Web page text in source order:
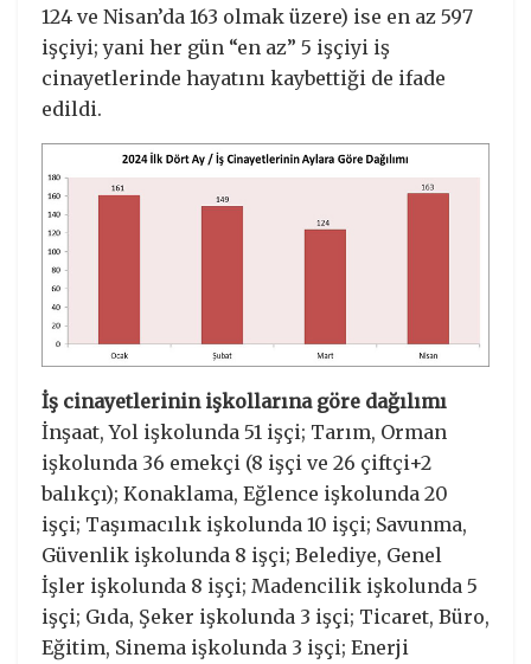
124 ve Nisan’da 163 olmak üzere) ise en az 597
işçiyi; yani her gün “en az” 5 işçiyi iş
cinayetlerinde hayatını kaybettiği de ifade
edildi.
İş cinayetlerinin işkollarına göre dağılımı
İnşaat, Yol işkolunda 51 işçi; Tarım, Orman
işkolunda 36 emekçi (8 işçi ve 26 çiftçi+2
balıkçı); Konaklama, Eğlence işkolunda 20
işçi; Taşımacılık işkolunda 10 işçi; Savunma,
Güvenlik işkolunda 8 işçi; Belediye, Genel
İşler işkolunda 8 işçi; Madencilik işkolunda 5
işçi; Gıda, Şeker işkolunda 3 işçi; Ticaret, Büro,
Eğitim, Sinema işkolunda 3 işçi; Enerji